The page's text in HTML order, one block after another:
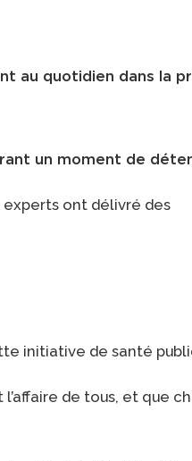
au quotidien dans la
un moment de
experts ont délivré des
initiative de santé
de tous, et que